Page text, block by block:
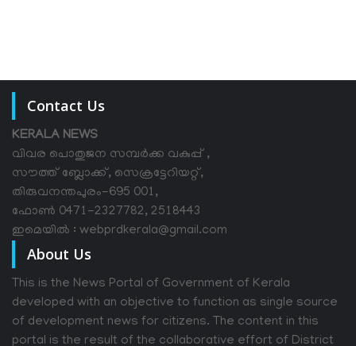
Contact Us
KERALA NEWS
വിവര പൊതുജന സമ്പര്‍ക്ക വകുപ്പ് ,
സൗത്ത് ബ്ലോക്ക്, സെക്രട്ടേറിയറ്റ്,
തിരുവനന്തപുരം-695 001,
ഫോൺ 0471-2327782, 2518443
ഇമെയിൽ : webprdkerala@gmail.com
About Us
This is the News Portal of Government of Kerala
developed with an objective to function as single source
of development news for citizens. The content in this
portal is the result of the collaborative effort of District